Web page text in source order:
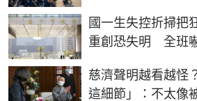
國一生失控折掃把
重創恐失明 全班
慈濟聲明越看越怪
這細節」：不太像